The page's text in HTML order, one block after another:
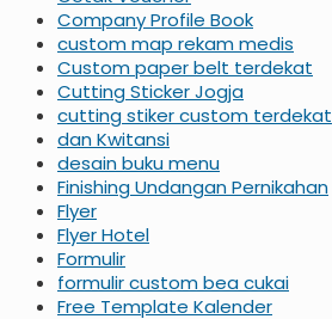
Company Profile Book
custom map rekam medis
Custom paper belt terdekat
Cutting Sticker Jogja
cutting stiker custom terdekat
dan Kwitansi
desain buku menu
Finishing Undangan Pernikahan
Flyer
Flyer Hotel
Formulir
formulir custom bea cukai
Free Template Kalender